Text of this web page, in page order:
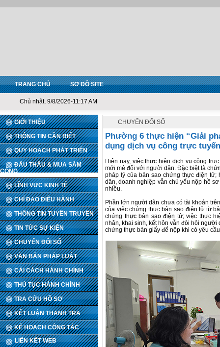
TRANG CHỦ SƠ ĐỒ SITE
Chủ nhật, 9/8/2026-11:17 AM
GIỚI THIỆU
THÔNG TIN CẦN BIẾT
QUY HOẠCH PHÁT TRIỂN
ĐẤU THẦU & MUA SẮM
CÔNG
LĨNH VỰC KINH TẾ
CHỈ ĐẠO ĐIỀU HÀNH
THÔNG TIN TUYÊN TRUYỀN
TIN TỨC SỰ KIỆN
CHUYỂN ĐỔI SỐ
VĂN BẢN PHÁP LUẬT
CẢI CÁCH HÀNH CHÍNH
THỦ TỤC HÀNH CHÍNH
TRA CỨU HỒ SƠ
KẾT LUẬN THANH TRA
KẾ HOẠCH CÔNG TÁC
LIÊN KẾT WEB
CHUYỂN ĐỔI SỐ
Phường 6 thực hiện “Giải
dụng dịch vụ công trực
Hiện nay, việc thực hiện dịch vụ công
mới mẻ đối với người dân. Đặc biệt là
pháp lý của bản sao chứng thực điện
dân, doanh nghiệp vẫn chủ yếu nộp hồ
nhiều.
Phần lớn người dân chưa có tài khoản
của việc chứng thực bản sao điện tử từ
chứng thực bản sao điện tử; việc thực
nhân, khai sinh, kết hôn vẫn đòi hỏi
chứng thực bản giấy để nộp khi có yêu